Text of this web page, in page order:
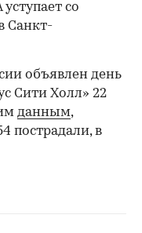
со
Санкт-
объявлен день
Сити Холл» 22
данным,
пострадали, в